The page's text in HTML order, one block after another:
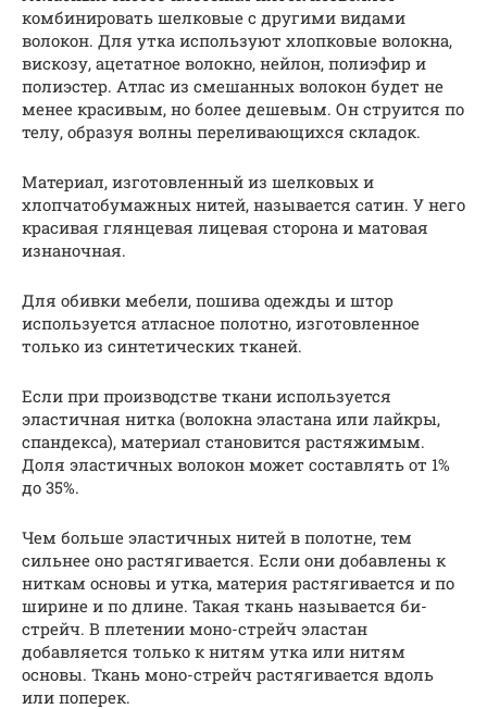
комбинировать шелковые с другими видами
волокон. Для утка используют хлопковые волокна,
вискозу, ацетатное волокно, нейлон, полиэфир и
полиэстер. Атлас из смешанных волокон будет не
менее красивым, но более дешевым. Он струится по
телу, образуя волны переливающихся складок.
Материал, изготовленный из шелковых и
хлопчатобумажных нитей, называется сатин. У него
красивая глянцевая лицевая сторона и матовая
изнаночная.
Для обивки мебели, пошива одежды и штор
используется атласное полотно, изготовленное
только из синтетических тканей.
Если при производстве ткани используется
эластичная нитка (волокна эластана или лайкры,
спандекса), материал становится растяжимым.
Доля эластичных волокон может составлять от 1%
до 35%.
Чем больше эластичных нитей в полотне, тем
сильнее оно растягивается. Если они добавлены к
ниткам основы и утка, материя растягивается и по
ширине и по длине. Такая ткань называется би-
стрейч. В плетении моно-стрейч эластан
добавляется только к нитям утка или нитям
основы. Ткань моно-стрейч растягивается вдоль
или поперек.